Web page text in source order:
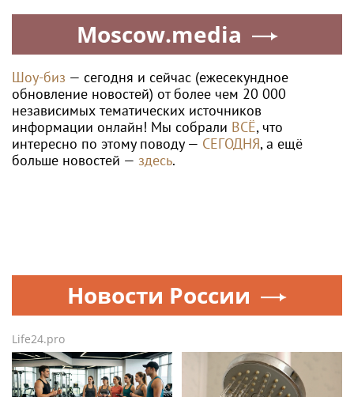
Moscow.media
Шоу-биз — сегодня и сейчас (ежесекундное
обновление новостей) от более чем 20 000
независимых тематических источников
информации онлайн! Мы собрали ВСЁ, что
интересно по этому поводу — СЕГОДНЯ, а ещё
больше новостей — здесь.
Новости России
Life24.pro